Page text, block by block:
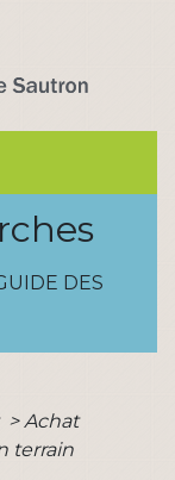
DES
> Achat
terrain